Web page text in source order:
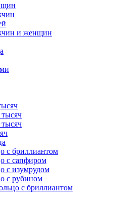
и женщин
с бриллиантом
с сапфиром
с изумрудом
с рубином
с бриллиантом